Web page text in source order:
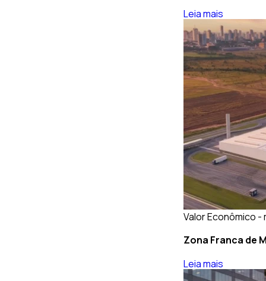
Leia mais
Valor Econômico -
Zona Franca de
Leia mais